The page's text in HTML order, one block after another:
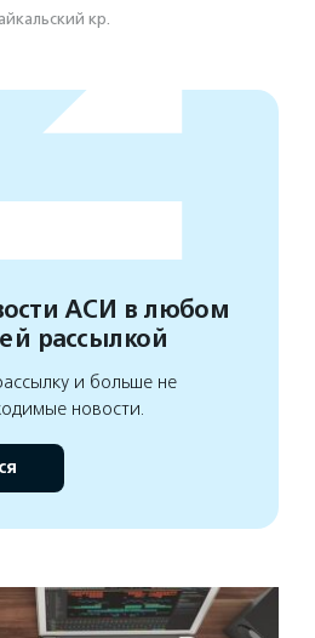
кр.
АСИ в любом
рассылкой
и больше не
новости.